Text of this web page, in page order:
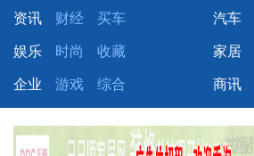
资讯 财经 买车 汽车
娱乐 时尚 收藏 家居
企业 游戏 综合 商讯